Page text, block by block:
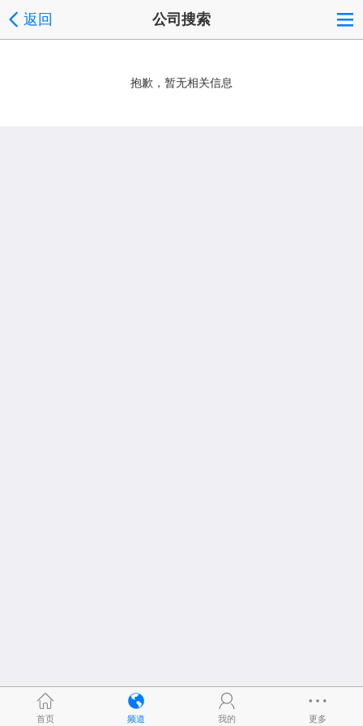
返回 公司搜索
抱歉，暂无相关信息
首页 频道 我的 更多